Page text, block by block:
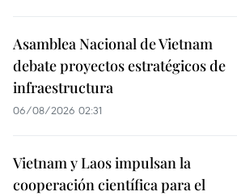
Asamblea Nacional de Vietnam
debate proyectos estratégicos de
infraestructura
06/08/2026 02:31
Vietnam y Laos impulsan la
cooperación científica para el